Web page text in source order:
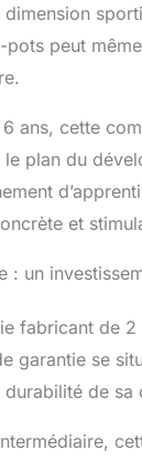
peut
ans, cette
plan du
et
: un
fabricant de
garantie se
de sa